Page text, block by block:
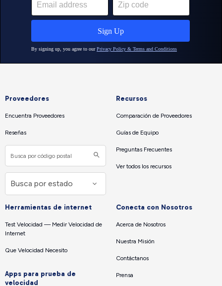
Proveedores
Encuentra Proveedores
Reseñas
Recursos
Comparación de Proveedores
Guías de Equipo
Preguntas Frecuentes
Ver todos los recursos
Herramientas de internet
Test Velocidad — Medir Velocidad de
Internet
Que Velocidad Necesito
Apps para prueba de
velocidad
Conecta con Nosotros
Acerca de Nosotros
Nuestra Misión
Contáctanos
Prensa